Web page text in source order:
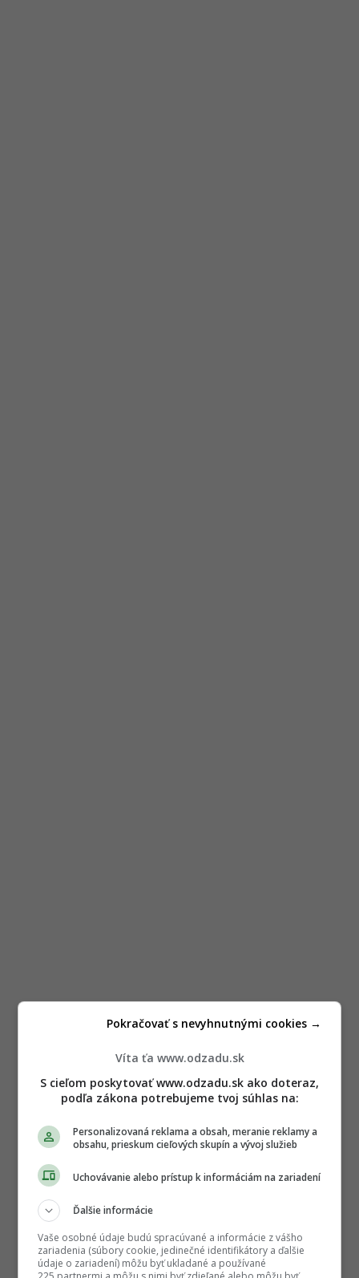
Víta ťa www.odzadu.sk
S cieľom poskytovať www.odzadu.sk ako doteraz,
podľa zákona potrebujeme tvoj súhlas na:
Personalizovaná reklama a obsah, meranie reklamy a
obsahu, prieskum cieľových skupín a vývoj služieb
Uchovávanie alebo prístup k informáciám na zariadení
Ďalšie informácie
Vaše osobné údaje budú spracúvané a informácie z vášho
zariadenia (súbory cookie, jedinečné identifikátory a ďalšie
údaje o zariadení) môžu byť ukladané a používané
Pokračovať s nevyhnutnými cookies →